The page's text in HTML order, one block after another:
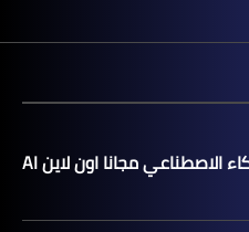
إزالة الملابس بالذكاء الاصطناعي مجانا اون لاين AI